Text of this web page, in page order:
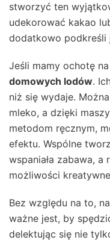
stworzyć ten
udekorować kakao
dodatkowo podkreśli
Jeśli mamy ochotę
domowych lodów.
niż się wydaje.
mleko, a dzięki
metodom ręcznym,
efektu. Wspólne
wspaniała zabawa,
możliwości
Bez względu na to,
ważne jest, by
delektując się nie